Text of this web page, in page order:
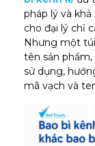
pháp lý và
cho đại lý chỉ
Nhưng một
tên sản phẩm,
sử dụng,
mã vạch và